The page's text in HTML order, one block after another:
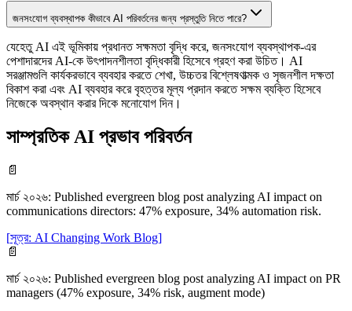
জনসংযোগ ব্যবস্থাপক কীভাবে AI পরিবর্তনের জন্য প্রস্তুতি নিতে পারে?
যেহেতু AI এই ভূমিকায় প্রধানত সক্ষমতা বৃদ্ধি করে, জনসংযোগ ব্যবস্থাপক-এর
পেশাদারদের AI-কে উৎপাদনশীলতা বৃদ্ধিকারী হিসেবে গ্রহণ করা উচিত। AI
সরঞ্জামগুলি কার্যকরভাবে ব্যবহার করতে শেখা, উচ্চতর বিশ্লেষণাত্মক ও সৃজনশীল দক্ষতা
বিকাশ করা এবং AI ব্যবহার করে বৃহত্তর মূল্য প্রদান করতে সক্ষম ব্যক্তি হিসেবে
নিজেকে অবস্থান করার দিকে মনোযোগ দিন।
সাম্প্রতিক AI প্রভাব পরিবর্তন
📄
মার্চ ২০২৬: Published evergreen blog post analyzing AI impact on
communications directors: 47% exposure, 34% automation risk.
[সূত্র: AI Changing Work Blog]
📄
মার্চ ২০২৬: Published evergreen blog post analyzing AI impact on PR
managers (47% exposure, 34% risk, augment mode)